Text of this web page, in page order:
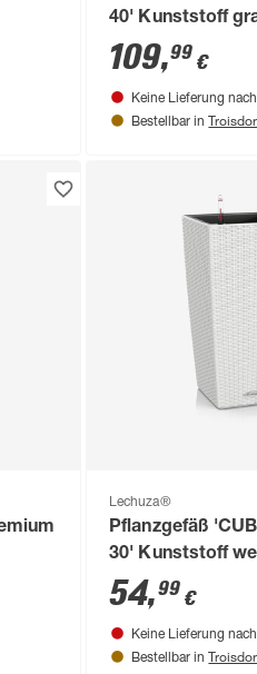
40' Kunststoff
40 x 40 cm
109,99 €
Keine Lieferung
Bestellbar in
Lechuza®
Pflanzgefäß
30' Kunststoff
30 cm
54,99 €
Keine Lieferung
Bestellbar in